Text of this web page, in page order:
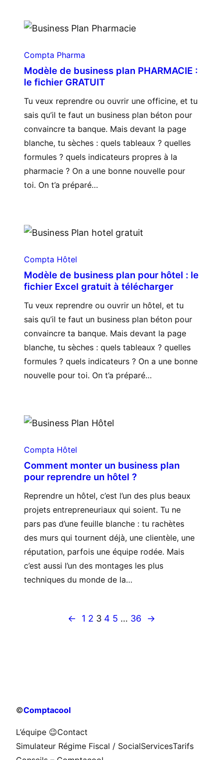
Compta Pharma
Modèle de business plan PHARMACIE :
le fichier GRATUIT
Tu veux reprendre ou ouvrir une officine, et tu
sais qu’il te faut un business plan béton pour
convaincre ta banque. Mais devant la page
blanche, tu sèches : quels tableaux ? quelles
formules ? quels indicateurs propres à la
pharmacie ? On a une bonne nouvelle pour
toi. On t’a préparé…
Compta Hôtel
Modèle de business plan pour hôtel : le
fichier Excel gratuit à télécharger
Tu veux reprendre ou ouvrir un hôtel, et tu
sais qu’il te faut un business plan béton pour
convaincre ta banque. Mais devant la page
blanche, tu sèches : quels tableaux ? quelles
formules ? quels indicateurs ? On a une bonne
nouvelle pour toi. On t’a préparé…
Compta Hôtel
Comment monter un business plan
pour reprendre un hôtel ?
Reprendre un hôtel, c’est l’un des plus beaux
projets entrepreneuriaux qui soient. Tu ne
pars pas d’une feuille blanche : tu rachètes
des murs qui tournent déjà, une clientèle, une
réputation, parfois une équipe rodée. Mais
c’est aussi l’un des montages les plus
techniques du monde de la…
← 1 2 3 4 5 … 36 →
©Comptacool
L’équipe 😉Contact
Simulateur Régime Fiscal / SocialServicesTarifs